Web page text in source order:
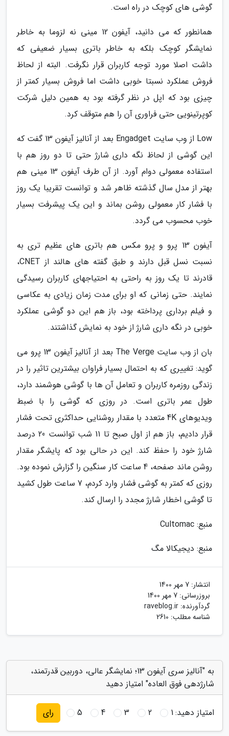
گوشی های کوچک در راه است.
همانطور که می دانید، آیفون 12 مینی نه لزوما به خاطر
نمایشگر کوچک بلکه به خاطر باتری بسیار ضعیفی که
داشت اصلا مورد توجه کاربران قرار نگرفت. البته از لحاظ
فروش عملکرد نسبتا خوبی داشت اما فروش بسیار کمتر از
چیزی بود که اپل در نظر گرفته بود به همین دلیل شرکت
کوپرتینویی حتی فراوری آن را هم متوقف کرد.
Low از وب سایت Engadget بعد از آنالیز آیفون 13 گفت که
این گوشی از لحاظ نگه داری شارژ حتی تا دو روز هم با
استفاده معمولی دوام آورد. از آن طرف آیفون 13 مینی هم
بهتر از مدل سال گذشته ظاهر شد و توانست تقریبا یک روز
با فشار کار معمولی روشن بماند و این یک پیشرفت بسیار
خوب محسوب می گردد.
آیفون 13 پرو و پرو مکس هم باتری های عظیم تری به
نسبت نسل قبل دارند و طبق گفته های هالند از CNET،
قادرند تا یک روز به راحتی به احتیاجهای کاربران رسیدگی
نمایند. حتی زمانی که او برای مدت زمان زیادی به عکاسی
و فیلم برداری پرداخته بود، باز هم این دو گوشی عملکرد
خوبی در نگه داری شارژ از خود به نمایش گذاشتند.
بان از وب سایت The Verge بعد از آنالیز آیفون 13 پرو می
گوید: تغییری که به احتمال بسیار فراوان بیشترین تاثیر را در
زندگی روزمره کاربران و تعامل آن ها با گوشی هوشمند دارد،
طول عمر باتری است. در روزی که گوشی را با ضبط
ویدیوهای 4K متعدد با مقدار روشنایی حداکثری تحت فشار
قرار دادیم، باز هم از اول صبح تا 11 شب توانست 20 درصد
شارژ خود را حفظ کند. این در حالی بود که پایشگر مقدار
روشن ماند صفحه، 4 ساعت کار سنگین را گزارش نموده بود.
روزی که کمتر به گوشی فشار وارد کردم، 7 ساعت طول کشید
تا گوشی اخطار شارژ مجدد را ارسال کند.
منبع: Cultomac
منبع: دیجیکالا مگ
انتشار: 7 مهر 1400
بروزرسانی: 7 مهر 1400
گردآورنده: raveblog.ir
شناسه مطلب: 2610
به "آنالیز سری آیفون 13؛ نمایشگر عالی، دوربین قدرتمند،
شارژدهی فوق العاده" امتیاز دهید
امتیاز دهید:1
2
3
4
5 رای